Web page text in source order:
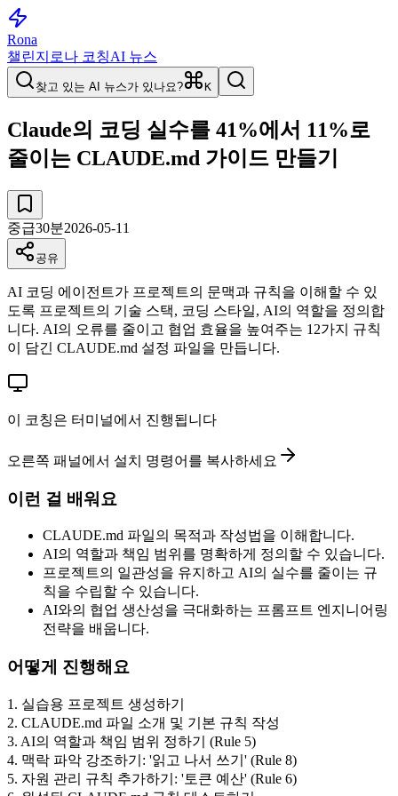
Rona
챌린지 로나 코칭AI 뉴스
찾고 있는 AI 뉴스가 있나요? K
Claude의 코딩 실수를 41%에서 11%로
줄이는 CLAUDE.md 가이드 만들기
중급30분2026-05-11
공유
AI 코딩 에이전트가 프로젝트의 문맥과 규칙을 이해할 수 있
도록 프로젝트의 기술 스택, 코딩 스타일, AI의 역할을 정의합
니다. AI의 오류를 줄이고 협업 효율을 높여주는 12가지 규칙
이 담긴 CLAUDE.md 설정 파일을 만듭니다.
이 코칭은 터미널에서 진행됩니다
오른쪽 패널에서 설치 명령어를 복사하세요
이런 걸 배워요
CLAUDE.md 파일의 목적과 작성법을 이해합니다.
AI의 역할과 책임 범위를 명확하게 정의할 수 있습니다.
프로젝트의 일관성을 유지하고 AI의 실수를 줄이는 규
칙을 수립할 수 있습니다.
AI와의 협업 생산성을 극대화하는 프롬프트 엔지니어링
전략을 배웁니다.
어떻게 진행해요
1 . 실습용 프로젝트 생성하기
2. CLAUDE.md 파일 소개 및 기본 규칙 작성
3. AI의 역할과 책임 범위 정하기 (Rule 5)
4. 맥락 파악 강조하기: '읽고 나서 쓰기' (Rule 8)
5. 자원 관리 규칙 추가하기: '토큰 예산' (Rule 6)